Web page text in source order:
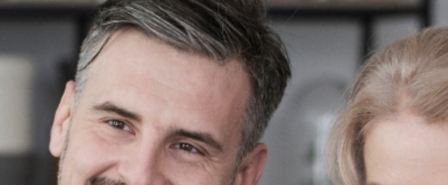
de-couple-laval.fr